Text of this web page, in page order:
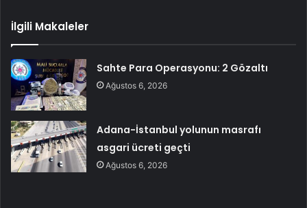
İlgili Makaleler
Sahte Para Operasyonu: 2 Gözaltı
Ağustos 6, 2026
Adana-İstanbul yolunun masrafı
asgari ücreti geçti
Ağustos 6, 2026